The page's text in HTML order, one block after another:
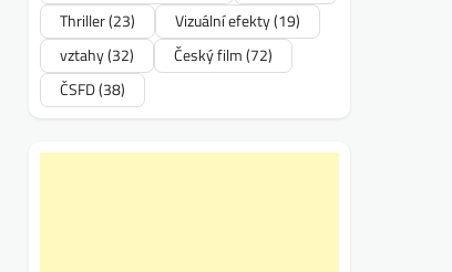
Thriller(23) Vizuální efekty(19)
vztahy(32) Český film(72)
ČSFD(38)